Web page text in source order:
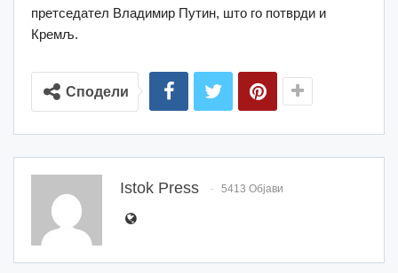
претседател Владимир Путин, што го потврди и
Кремљ.
Сподели
Istok Press 5413 Објави